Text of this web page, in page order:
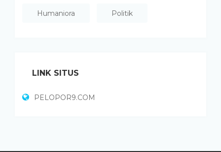
Humaniora Politik
LINK SITUS
PELOPOR9.COM